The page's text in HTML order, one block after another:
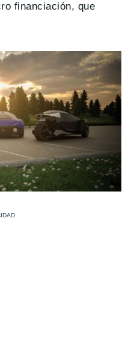
financiación, que